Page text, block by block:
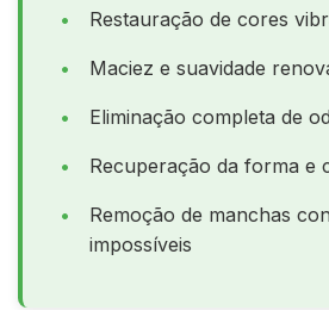
Restauração de cores
Maciez e suavidade
Eliminação completa de
Recuperação da forma e
Remoção de manchas
impossíveis